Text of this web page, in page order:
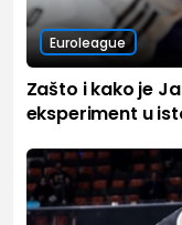
Euroleague
Zašto i kako je
eksperiment u